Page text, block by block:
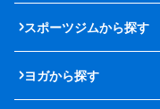
スポーツジムから探す
ヨガから探す